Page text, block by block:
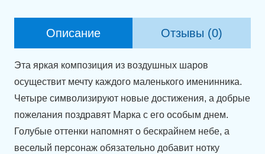
Чейзом"
Описание Отзывы (0)
Эта яркая композиция из воздушных шаров
осуществит мечту каждого маленького именинника.
Четыре символизируют новые достижения, а добрые
пожелания поздравят Марка с его особым днем.
Голубые оттенки напомнят о бескрайнем небе, а
веселый персонаж обязательно добавит нотку